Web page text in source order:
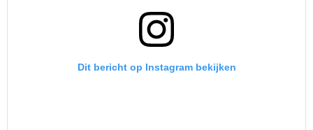
Dit bericht op Instagram bekijken